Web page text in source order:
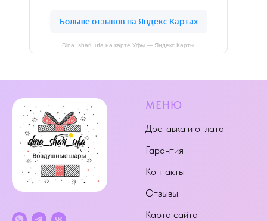
Dina_shari_ufa на карте Уфы — Яндекс Карты
МЕНЮ
Доставка и оплата
Гарантия
Контакты
Отзывы
Карта сайта